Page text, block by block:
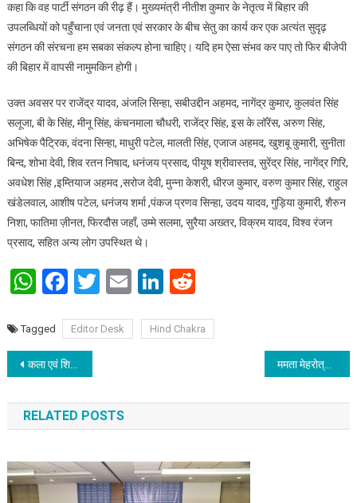
कहा कि वह पार्टी संगठन की रीढ़ हैं। मुख्यमंत्री नीतीश कुमार के नेतृत्व में बिहार की
उपलब्धियों को पहुँचाना एवं जनता एवं सरकार के बीच सेतु का कार्य कर एक अत्यंत सुदृढ़
संगठन की संरचना हम सबका संकल्प होना चाहिए। यदि हम ऐसा संभव कर पाए तो फिर बीजेपी
की बिहार में वापसी नामुमकिन होगी।
उक्त अवसर पर राजेंद्र यादव, अंजलि सिन्हा, सबीउद्दीन अहमद, नागेंद्र कुमार, कुलवंत सिंह
सलूजा, बी के सिंह, मीनू सिंह, कंचनमाला चौधरी, राजेंद्र सिंह, इस के लॉरेंस, अरुण सिंह,
अभिषेक पैट्रिक, वंदना सिन्हा, माधुरी पटेल, मालती सिंह, एजाज अहमद, खुशबू कुमारी, सुनीता
बिन्द, शोभा देवी, शिव रतन निषाद, धनंजय प्रसाद, पीयूष श्रीवास्तव, सुरेंद्र सिंह, नागेंद्र गिरि,
अवधेश सिंह ,इम्तियाज अहमद ,सरोज देवी, मुन्ना केशरी, धीरज कुमार, वरुण कुमार सिंह, राहुल
खंडेलवाल, आशीष पटेल, धनंजय शर्मा ,पंकज प्रणव सिन्हा, उदय यादव, गुड़िया कुमारी, शैरुन
निशा, फातिमा ज़ीनत, फिरदौस जहाँ, उम्मे सलमा, सुरैया अख्तर, विक्रम यादव, विश्व रंजन
प्रसाद, सहित अन्य लोग उपस्थित थे।
WhatsApp
Facebook
Twitter
EmailLinkedIn
Reddit
Tagged Editor Desk Hind Chakra
Post navigation
कला एवं शिल्प महाविद्यालय में संगीतमय संध्या का आयोजन ममता मेहरोत्रा लिखित पुस्तक “एंपावरिंग इंडियन विमेन” का विमोचन अभिनेता संजय मिश्रा द्वारा किया गया
RELATED POSTS